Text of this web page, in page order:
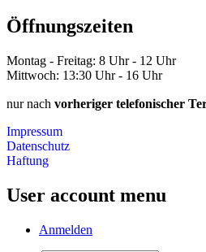
Öffnungszeiten
Montag - Freitag: 8 Uhr - 12 Uhr
Mittwoch: 13:30 Uhr - 16 Uhr
nur nach vorheriger telefonischer
Impressum
Datenschutz
Haftung
User account menu
Anmelden